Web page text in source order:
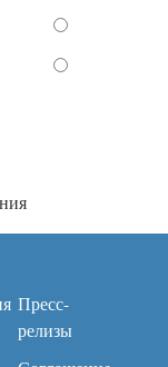
Пресс-
релизы